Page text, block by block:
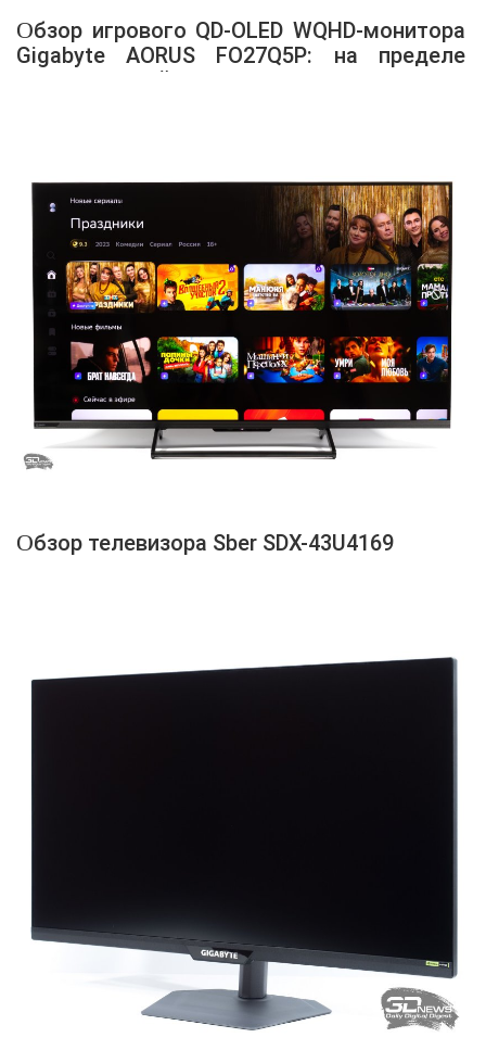
Обзор игрового QD-OLED WQHD-монитора
Gigabyte AORUS FO27Q5P: на пределе
возможностей
Обзор телевизора Sber SDX-43U4169